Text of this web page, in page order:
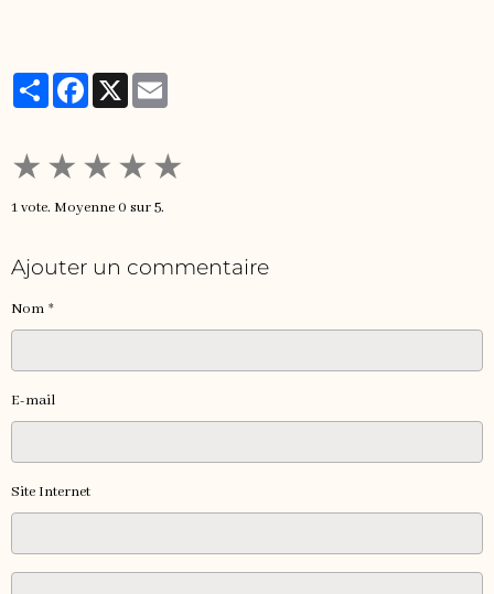
PartagerFacebook
X
★ ★ ★ ★ ★
1vote. Moyenne0 sur 5.
Ajouter un commentaire
Nom
E-mail
Site Internet